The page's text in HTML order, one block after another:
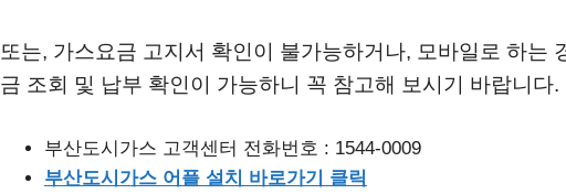
또는, 가스요금 고지서 확인이 불가능하거나, 모바일로 하는
금 조회 및 납부 확인이 가능하니 꼭 참고해 보시기 바랍니다.
부산도시가스 고객센터 전화번호 : 1544-0009
부산도시가스 어플 설치 바로가기 클릭